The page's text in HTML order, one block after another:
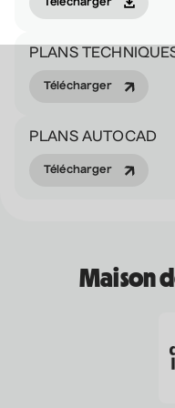
Théâtre
10
Télécharger
PLANS
Télécharger
PLANS AUTOCAD
Télécharger
Maison